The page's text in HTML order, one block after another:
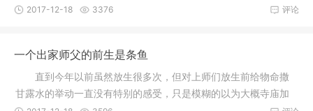
有利
评论
2017-12-18 3376
一个出家师父的前生是条鱼
直到今年以前虽然放生很多次，但对上师们放生前给物命撒
甘露水的举动一直没有特别的感受，只是模糊的以为大概寺庙加